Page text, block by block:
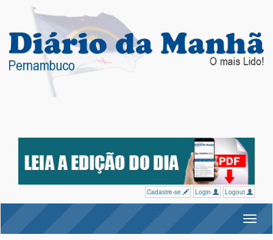
Cadastre-se Login Logout